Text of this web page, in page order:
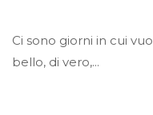
Ci sono giorni in cui
bello, di vero,...